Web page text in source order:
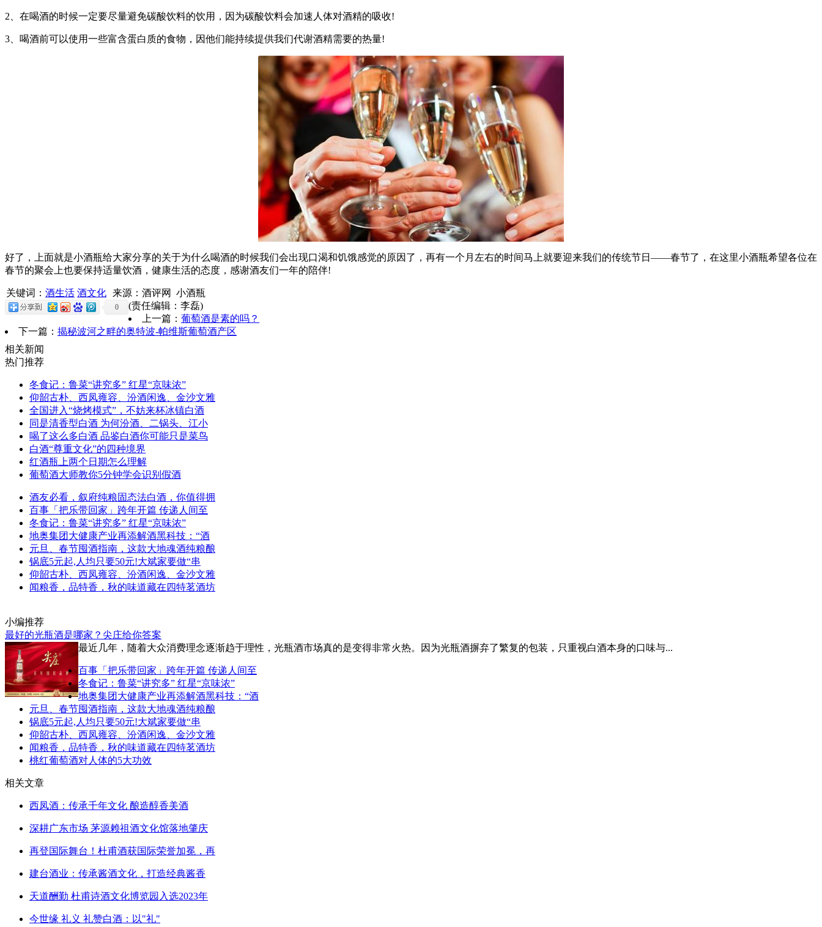
2、在喝酒的时候一定要尽量避免碳酸饮料的饮用，因为碳酸饮料会加速人体对酒精的吸收!
3、喝酒前可以使用一些富含蛋白质的食物，因他们能持续提供我们代谢酒精需要的热量!
好了，上面就是小酒瓶给大家分享的关于为什么喝酒的时候我们会出现口渴和饥饿感觉的原因了，再有一个月左右的时间马上就要迎来我们的传统节日——春节了，在这里小酒瓶希望各位在
春节的聚会上也要保持适量饮酒，健康生活的态度，感谢酒友们一年的陪伴!
关键词： 酒生活 酒文化 来源：酒评网 小酒瓶
0
(责任编辑：李磊)
上一篇： 葡萄酒是素的吗？
下一篇： 揭秘波河之畔的奥特波-帕维斯葡萄酒产区
相关新闻
热门推荐
冬食记：鲁菜“讲究多” 红星“京味浓”
仰韶古朴、西凤雍容、汾酒闲逸、金沙文雅
全国进入“烧烤模式”，不妨来杯冰镇白酒
同是清香型白酒 为何汾酒、二锅头、江小
喝了这么多白酒 品鉴白酒你可能只是菜鸟
白酒“尊重文化”的四种境界
红酒瓶上两个日期怎么理解
葡萄酒大师教你5分钟学会识别假酒
酒友必看，叙府纯粮固态法白酒，你值得拥
百事「把乐带回家」跨年开篇 传递人间至
冬食记：鲁菜“讲究多” 红星“京味浓”
地奥集团大健康产业再添解酒黑科技：“酒
元旦、春节囤酒指南，这款大地魂酒纯粮酿
锅底5元起,人均只要50元!大斌家要做“串
仰韶古朴、西凤雍容、汾酒闲逸、金沙文雅
闻粮香，品特香，秋的味道藏在四特茗酒坊
小编推荐
最好的光瓶酒是哪家？尖庄给你答案
最近几年，随着大众消费理念逐渐趋于理性，光瓶酒市场真的是变得非常火热。因为光瓶酒摒弃了繁复的包装，只重视白酒本身的口味与...
百事「把乐带回家」跨年开篇 传递人间至
冬食记：鲁菜“讲究多” 红星“京味浓”
地奥集团大健康产业再添解酒黑科技：“酒
元旦、春节囤酒指南，这款大地魂酒纯粮酿
锅底5元起,人均只要50元!大斌家要做“串
仰韶古朴、西凤雍容、汾酒闲逸、金沙文雅
闻粮香，品特香，秋的味道藏在四特茗酒坊
桃红葡萄酒对人体的5大功效
相关文章
西凤酒：传承千年文化 酿造醇香美酒
深耕广东市场 茅源赖祖酒文化馆落地肇庆
再登国际舞台！杜甫酒获国际荣誉加冕，再
建台酒业：传承酱酒文化，打造经典酱香
天道酬勤 杜甫诗酒文化博览园入选2023年
今世缘 礼义 礼赞白酒：以"礼"